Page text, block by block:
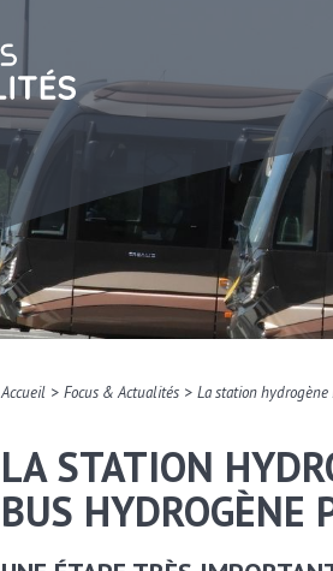
Accueil > Focus & Actualités > La station
LA STATION
BUS HYDROGÈNE